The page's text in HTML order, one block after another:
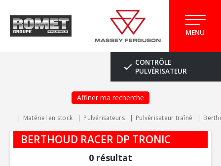
MENU
CONTRÔLE
PULVÉRISATEUR
Affiner ma recherche
Matériel en stock Pulvérisateurs Pulvérisateur traîné
BERTHOUD RACER DP TRONIC
0 résultat